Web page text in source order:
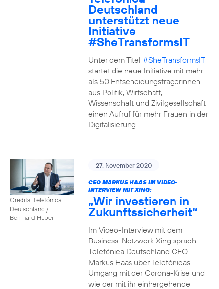
Deutschland
unterstützt neue
Initiative
#SheTransformsIT
Unter dem Titel #SheTransformsIT
startet die neue Initiative mit mehr
als 50 Entscheidungsträgerinnen
aus Politik, Wirtschaft,
Wissenschaft und Zivilgesellschaft
einen Aufruf für mehr Frauen in der
Digitalisierung.
Credits: Telefónica
Deutschland /
Bernhard Huber
27. November 2020
CEO MARKUS HAAS IM VIDEO-
INTERVIEW MIT XING:
„Wir investieren in
Zukunftssicherheit“
Im Video-Interview mit dem
Business-Netzwerk Xing sprach
Telefónica Deutschland CEO
Markus Haas über Telefónicas
Umgang mit der Corona-Krise und
wie der mit ihr einhergehende